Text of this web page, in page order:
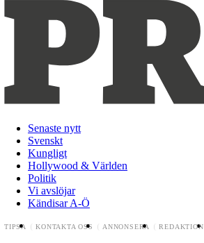
Senaste nytt
Svenskt
Kungligt
Hollywood & Världen
Politik
Vi avslöjar
Kändisar A-Ö
TIPSA KONTAKTA OSS ANNONSERA REDAKTION